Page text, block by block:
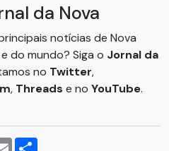
da Nova
notícias de Nova
do mundo? Siga o Jornal da
no Twitter,
, Threads e no YouTube.
Email